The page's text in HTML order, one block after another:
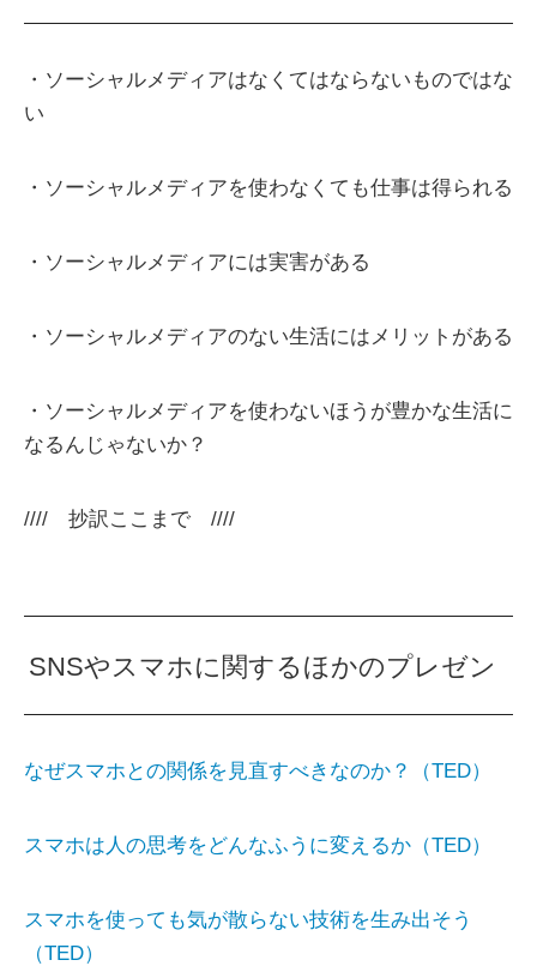
・ソーシャルメディアはなくてはならないものではな
い
・ソーシャルメディアを使わなくても仕事は得られる
・ソーシャルメディアには実害がある
・ソーシャルメディアのない生活にはメリットがある
・ソーシャルメディアを使わないほうが豊かな生活に
なるんじゃないか？
//// 抄訳ここまで ////
SNSやスマホに関するほかのプレゼン
なぜスマホとの関係を見直すべきなのか？（TED）
スマホは人の思考をどんなふうに変えるか（TED）
スマホを使っても気が散らない技術を生み出そう
（TED）